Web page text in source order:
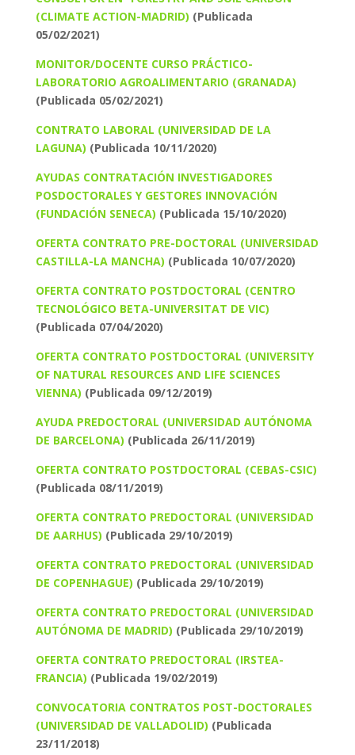
(CLIMATE ACTION-MADRID) (Publicada
05/02/2021)
MONITOR/DOCENTE CURSO PRÁCTICO-
LABORATORIO AGROALIMENTARIO (GRANADA)
(Publicada 05/02/2021)
CONTRATO LABORAL (UNIVERSIDAD DE LA
LAGUNA) (Publicada 10/11/2020)
AYUDAS CONTRATACIÓN INVESTIGADORES
POSDOCTORALES Y GESTORES INNOVACIÓN
(FUNDACIÓN SENECA) (Publicada 15/10/2020)
OFERTA CONTRATO PRE-DOCTORAL (UNIVERSIDAD
CASTILLA-LA MANCHA) (Publicada 10/07/2020)
OFERTA CONTRATO POSTDOCTORAL (CENTRO
TECNOLÓGICO BETA-UNIVERSITAT DE VIC)
(Publicada 07/04/2020)
OFERTA CONTRATO POSTDOCTORAL (UNIVERSITY
OF NATURAL RESOURCES AND LIFE SCIENCES
VIENNA) (Publicada 09/12/2019)
AYUDA PREDOCTORAL (UNIVERSIDAD AUTÓNOMA
DE BARCELONA) (Publicada 26/11/2019)
OFERTA CONTRATO POSTDOCTORAL (CEBAS-CSIC)
(Publicada 08/11/2019)
OFERTA CONTRATO PREDOCTORAL (UNIVERSIDAD
DE AARHUS) (Publicada 29/10/2019)
OFERTA CONTRATO PREDOCTORAL (UNIVERSIDAD
DE COPENHAGUE) (Publicada 29/10/2019)
OFERTA CONTRATO PREDOCTORAL (UNIVERSIDAD
AUTÓNOMA DE MADRID) (Publicada 29/10/2019)
OFERTA CONTRATO PREDOCTORAL (IRSTEA-
FRANCIA) (Publicada 19/02/2019)
CONVOCATORIA CONTRATOS POST-DOCTORALES
(UNIVERSIDAD DE VALLADOLID) (Publicada
23/11/2018)